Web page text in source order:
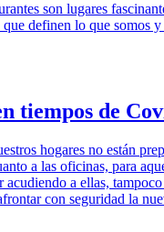
son lugares
definen lo que somos
tiempos de
hogares no están
a las oficinas, para
acudiendo a ellas,
con seguridad la